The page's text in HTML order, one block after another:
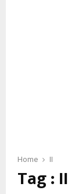
Home II
Tag : II